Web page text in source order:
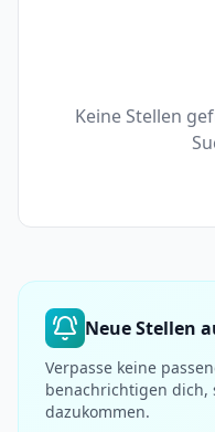
Keine Stellen
Neue Stellen
Verpasse keine
benachrichtigen dich,
dazukommen.